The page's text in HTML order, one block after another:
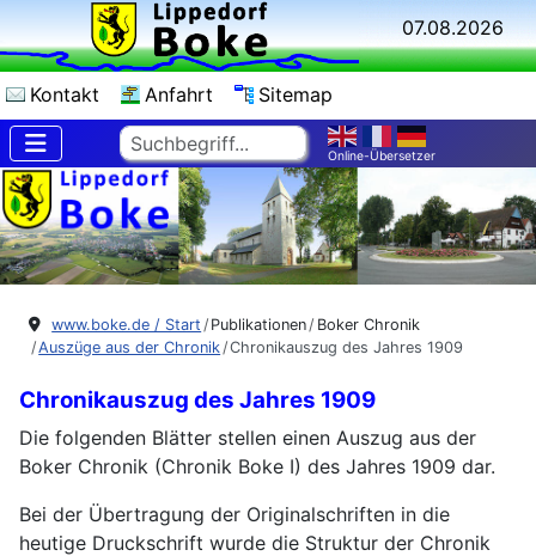
Suchen
Online-Übersetzer
Kontakt Anfahrt Sitemap
07.08.2026
www.boke.de / Start Publikationen
Boker Chronik
Auszüge aus der Chronik Chronikauszug des Jahres 1909
Chronikauszug des Jahres 1909
Die folgenden Blätter stellen einen Auszug aus der
Boker Chronik (Chronik Boke I) des Jahres 1909 dar.
Bei der Übertragung der Originalschriften in die
heutige Druckschrift wurde die Struktur der Chronik